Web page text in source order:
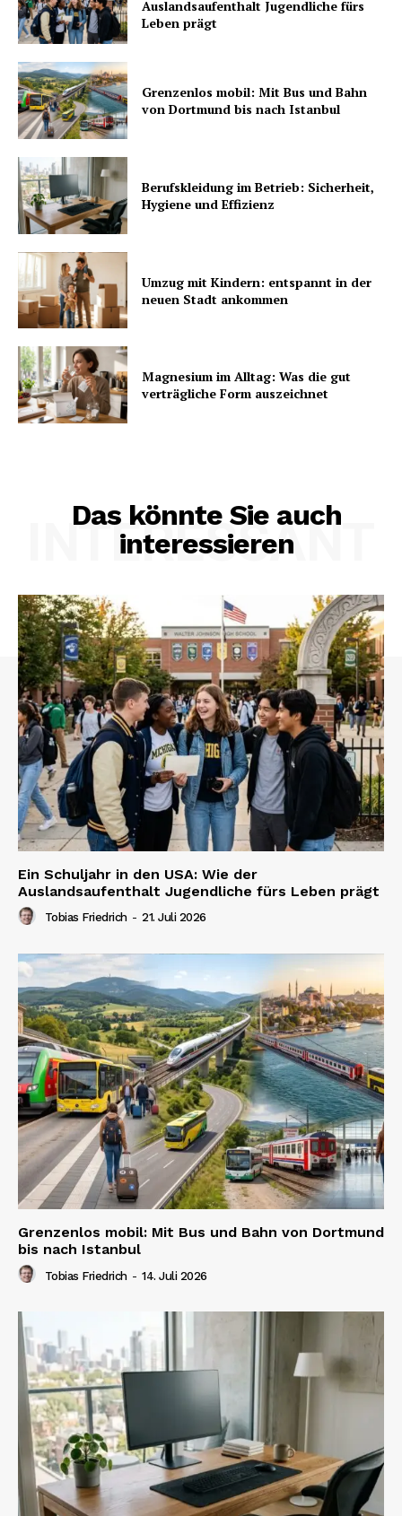
Auslandsaufenthalt Jugendliche fürs
Leben prägt
Grenzenlos mobil: Mit Bus und Bahn
von Dortmund bis nach Istanbul
Berufskleidung im Betrieb: Sicherheit,
Hygiene und Effizienz
Umzug mit Kindern: entspannt in der
neuen Stadt ankommen
Magnesium im Alltag: Was die gut
verträgliche Form auszeichnet
Das könnte Sie auch
interessieren
INTERESSANT
Ein Schuljahr in den USA: Wie der
Auslandsaufenthalt Jugendliche fürs Leben prägt
Tobias Friedrich - 21. Juli 2026
Grenzenlos mobil: Mit Bus und Bahn von Dortmund
bis nach Istanbul
Tobias Friedrich - 14. Juli 2026